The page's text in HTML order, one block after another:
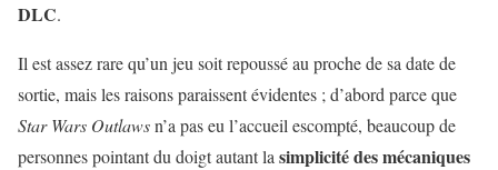
DLC.
Il est assez rare qu’un jeu soit repoussé au proche de sa date de
sortie, mais les raisons paraissent évidentes ; d’abord parce que
Star Wars Outlawsn’a pas eu l’accueil escompté, beaucoup de
personnes pointant du doigt autant la simplicité des mécaniques